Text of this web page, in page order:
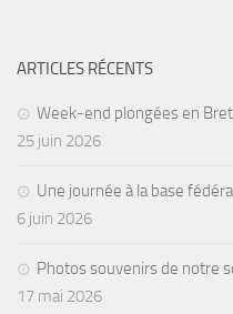
Occasions
ARTICLES RÉCENTS
Week-end plongées en
25 juin 2026
Une journée à la base
6 juin 2026
Photos souvenirs de notre
17 mai 2026